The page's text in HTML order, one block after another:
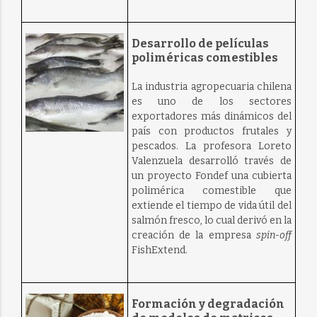
Desarrollo de películas
poliméricas comestibles
La industria agropecuaria chilena
es uno de los sectores
exportadores más dinámicos del
país con productos frutales y
pescados. La profesora Loreto
Valenzuela desarrolló través de
un proyecto Fondef una cubierta
polimérica comestible que
extiende el tiempo de vida útil del
salmón fresco, lo cual derivó en la
creación de la empresa spin-off
FishExtend.
Formación y degradación